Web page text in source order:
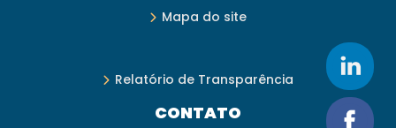
Mapa do site
Relatório de Transparência
CONTATO